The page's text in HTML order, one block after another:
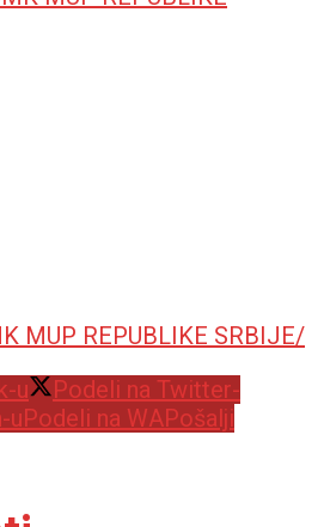
MUP REPUBLIKE SRBIJE/
u
Podeli na Twitter-
uPodeli na WAPošalji